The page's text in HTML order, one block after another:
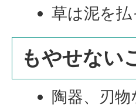
草は泥を
もやせない
陶器、刃